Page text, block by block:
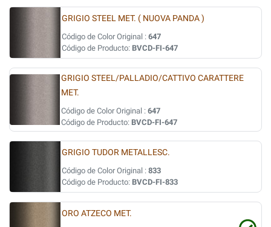
GRIGIO STEEL MET. ( NUOVA PANDA )
Código de Color Original : 647
Código de Producto: BVCD-FI-647
GRIGIO STEEL/PALLADIO/CATTIVO CARATTERE
MET.
Código de Color Original : 647
Código de Producto: BVCD-FI-647
GRIGIO TUDOR METALLESC.
Código de Color Original : 833
Código de Producto: BVCD-FI-833
ORO ATZECO MET.